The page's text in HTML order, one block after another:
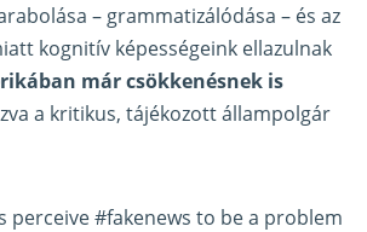
– grammatizálódása – és az
kognitív képességeink ellazulnak
már csökkenésnek is
a kritikus, tájékozott állampolgár
perceive#fakenews to be a problem